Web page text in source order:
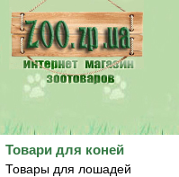
Товари для коней
Товары для лошадей